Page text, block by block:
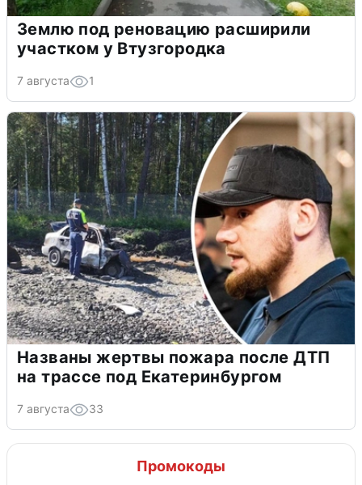
Землю под реновацию расширили
участком у Втузгородка
7 августа 1
Названы жертвы пожара после ДТП
на трассе под Екатеринбургом
7 августа 33
Промокоды